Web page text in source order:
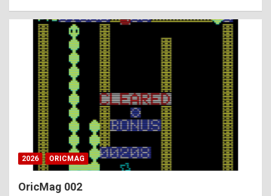
u
l
y
d
i
ff
i
2026 ORICMAG
OricMag 002